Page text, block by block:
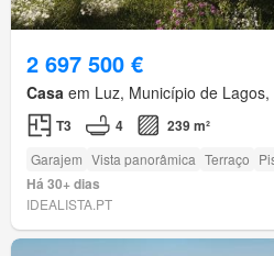
2 697 500 €
Casa em Luz, Município de
T3 4 239 m²
Garajem Vista panorâmica Terraço
Há 30+ dias
IDEALISTA.PT